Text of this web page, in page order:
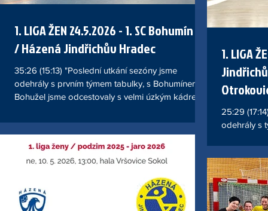
1. LIGA ŽEN 24.5.2026 - 1. SC Bohumín 98
/ Házená Jindřichův Hradec
35:26 (15:13) "Poslední utkání sezóny jsme
odehrály s prvním týmem tabulky, s Bohumínem.
Bohužel jsme odcestovaly s velmi úzkým kádrem,
námi společně cestovaly dorostenky, zařadily
jsme tři z nich na soupisku žen. Musím říct, že se k
tomu holky postavily zodpovědně a byly pro nás
plnohodnotnými hráčkami. Velmi dobře, jsme
odehrály první poločas. Do utkání jsme vstoupily
vedoucí brankou a prvních deset minut jsme
dokonce vedly. Do
1. LIGA
25:29
odehrály s
náskokem
druhého
vůbec
jsme rychle